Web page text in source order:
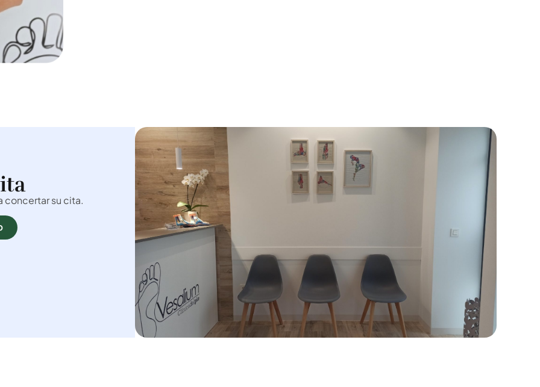
concertar su cita.